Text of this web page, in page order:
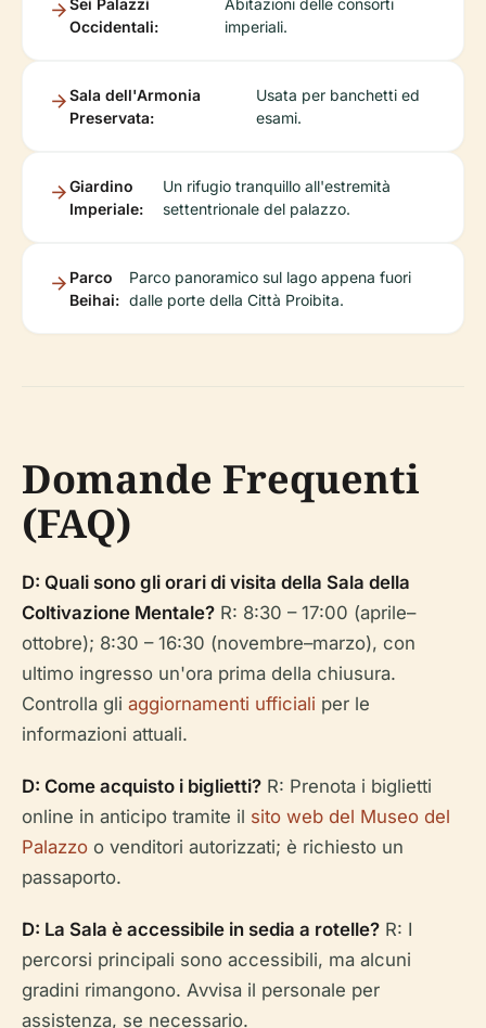
Occidentali:
imperiali.
Sala dell'Armonia
Preservata:
Usata per banchetti ed
esami.
Giardino
Imperiale:
Un rifugio tranquillo all'estremità
settentrionale del palazzo.
Parco
Beihai:
Parco panoramico sul lago appena fuori
dalle porte della Città Proibita.
Domande Frequenti
(FAQ)
D: Quali sono gli orari di visita della Sala della
Coltivazione Mentale? R: 8:30 – 17:00 (aprile–
ottobre); 8:30 – 16:30 (novembre–marzo), con
ultimo ingresso un'ora prima della chiusura.
Controlla gli aggiornamenti ufficiali per le
informazioni attuali.
D: Come acquisto i biglietti? R: Prenota i biglietti
online in anticipo tramite il sito web del Museo del
Palazzo o venditori autorizzati; è richiesto un
passaporto.
D: La Sala è accessibile in sedia a rotelle? R: I
percorsi principali sono accessibili, ma alcuni
gradini rimangono. Avvisa il personale per
assistenza, se necessario.